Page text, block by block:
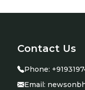
Contact Us
Phone:
Email: